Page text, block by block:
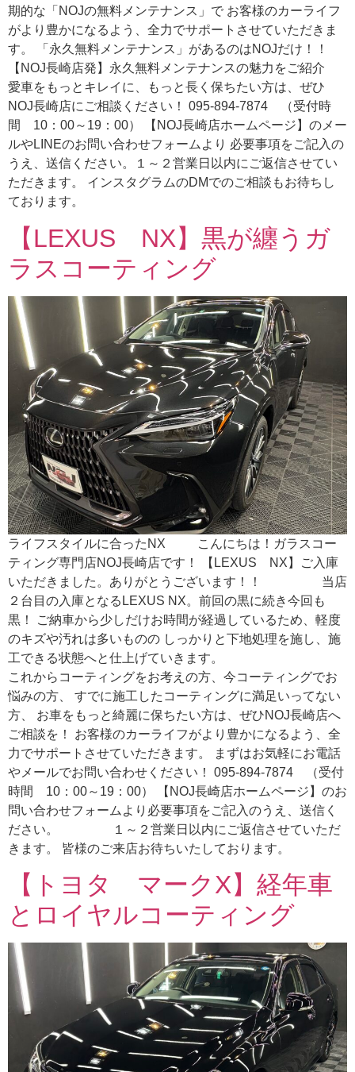
期的な「NOJの無料メンテナンス」で お客様のカーライフ
がより豊かになるよう、全力でサポートさせていただきま
す。 「永久無料メンテナンス」があるのはNOJだけ！！
【NOJ長崎店発】永久無料メンテナンスの魅力をご紹介
愛車をもっとキレイに、もっと長く保ちたい方は、ぜひ
NOJ長崎店にご相談ください！ 095-894-7874 （受付時
間 10：00～19：00） 【NOJ長崎店ホームページ】のメー
ルやLINEのお問い合わせフォームより 必要事項をご記入の
うえ、送信ください。１～２営業日以内にご返信させてい
ただきます。 インスタグラムのDMでのご相談もお待ちし
ております。
【LEXUS NX】黒が纏うガ
ラスコーティング
ライフスタイルに合ったNX こんにちは！ガラスコー
ティング専門店NOJ長崎店です！ 【LEXUS NX】ご入庫
いただきました。ありがとうございます！！ 当店
２台目の入庫となるLEXUS NX。前回の黒に続き今回も
黒！ ご納車から少しだけお時間が経過しているため、軽度
のキズや汚れは多いものの しっかりと下地処理を施し、施
工できる状態へと仕上げていきます。
これからコーティングをお考えの方、今コーティングでお
悩みの方、 すでに施工したコーティングに満足いってない
方、 お車をもっと綺麗に保ちたい方は、ぜひNOJ長崎店へ
ご相談を！ お客様のカーライフがより豊かになるよう、全
力でサポートさせていただきます。 まずはお気軽にお電話
やメールでお問い合わせください！ 095-894-7874 （受付
時間 10：00～19：00） 【NOJ長崎店ホームページ】のお
問い合わせフォームより必要事項をご記入のうえ、送信く
ださい。 １～２営業日以内にご返信させていただ
きます。 皆様のご来店お待ちいたしております。
【トヨタ マークX】経年車
とロイヤルコーティング